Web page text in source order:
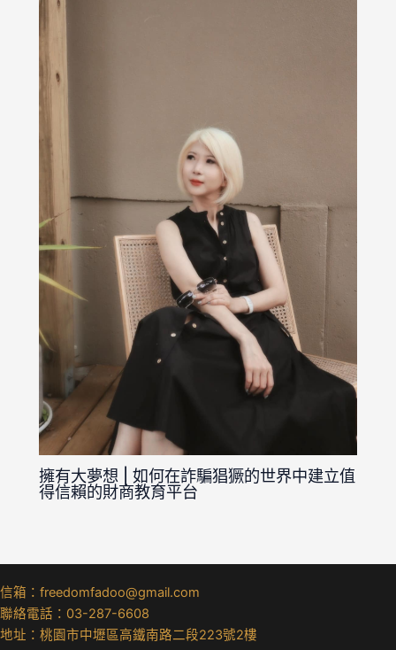
擁有大夢想 | 如何在詐騙猖獗的世界中建立值
得信賴的財商教育平台
信箱：freedomfadoo@gmail.com
聯絡電話：03-287-6608
地址：桃園市中壢區高鐵南路二段223號2樓